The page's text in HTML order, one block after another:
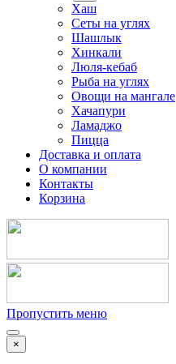
Хаш
Сеты на углях
Шашлык
Хинкали
Люля-кебаб
Рыба на углях
Овощи на мангале
Хачапури
Ламаджо
Пицца
Доставка и оплата
О компании
Контакты
Корзина
Пропустить меню
×